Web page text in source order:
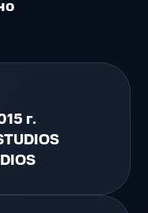
г.